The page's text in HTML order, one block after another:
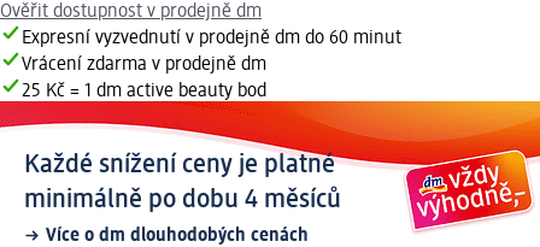
Ověřit dostupnost v prodejně dm
Expresní vyzvednutí v prodejně dm do 60 minut
Vrácení zdarma v prodejně dm
25 Kč = 1 dm active beauty bod
Každé snížení ceny je platné
minimálně po dobu 4 měsíců
Více o dm dlouhodobých cenách